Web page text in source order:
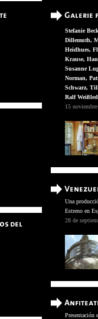
Stefanie
Dillemuth,
Heidhues,
Krause,
Susanne
Norman,
Schwarz,
Ralf
15
Una
Estreno en
28 de
Presentación